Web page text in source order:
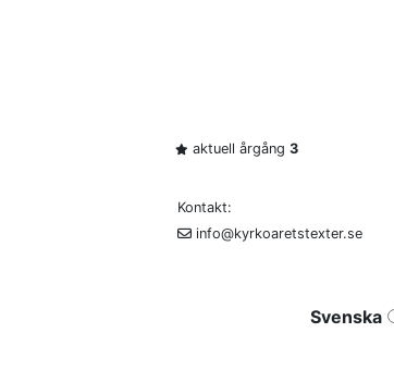
aktuell årgång 3
Kontakt:
info@kyrkoaretstexter.se
Svenska